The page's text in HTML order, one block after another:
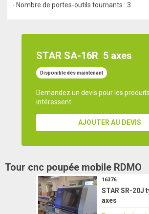
- Nombre de portes-outils tournants : 3
STAR SA-16R 5 axes
Disponible dès maintenant
Demandez un devis pour les
intéressent.
AJOUTER AU DEVIS
Tour cnc poupée mobile RDMO
16376
STAR SR-20J
axes